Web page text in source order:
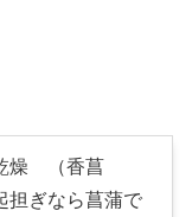
燥 （香菖
ぎなら菖蒲で